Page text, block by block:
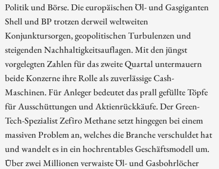
Politik und Börse. Die europäischen Öl- und Gasgiganten
Shell und BP trotzen derweil weltweiten
Konjunktursorgen, geopolitischen Turbulenzen und
steigenden Nachhaltigkeitsauflagen. Mit den jüngst
vorgelegten Zahlen für das zweite Quartal untermauern
beide Konzerne ihre Rolle als zuverlässige Cash-
Maschinen. Für Anleger bedeutet das prall gefüllte Töpfe
für Ausschüttungen und Aktienrückkäufe. Der Green-
Tech-Spezialist Zefiro Methane setzt hingegen bei einem
massiven Problem an, welches die Branche verschuldet hat
und wandelt es in ein hochrentables Geschäftsmodell um.
Über zwei Millionen verwaiste Öl- und Gasbohrlöcher